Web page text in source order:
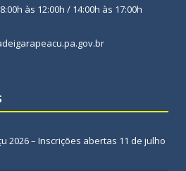
às 12:00h / 14:00h às 17:00h
2026 – Inscrições abertas 11 de julho